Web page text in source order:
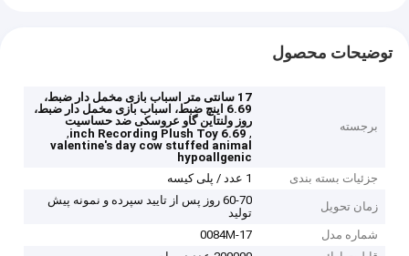
توضیحات محصول
برجسته
17 سانتی متر اسباب بازی مخمل دار ضبط،
6.69 اینچ ضبط، اسباب بازی مخمل دار ضبط،
روز ولنتاین گاو عروسکی ضد حساسیت
,
6.69 inch Recording Plush Toy
,
valentine's day cow stuffed animal
hypoallgenic
جزئیات بسته بندی
1 عدد / پلی کیسه
زمان تحویل
60-70 روز پس از تایید سپرده و نمونه پیش
تولید
شماره مدل
0084M-17